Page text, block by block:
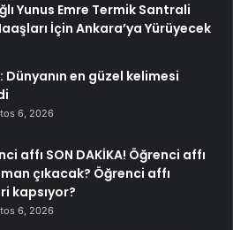
Yunus Emre Termik Santrali
İçin Ankara’ya Yürüyecek
Dünyanın en güzel kelimesi
6, 2026
affı SON DAKİKA! Öğrenci affı
çıkacak? Öğrenci affı
kapsıyor?
6, 2026